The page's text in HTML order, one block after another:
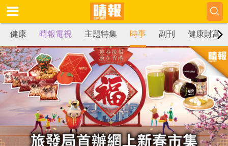
健康 晴報電視 主題特集 時事 副刊 健康財富